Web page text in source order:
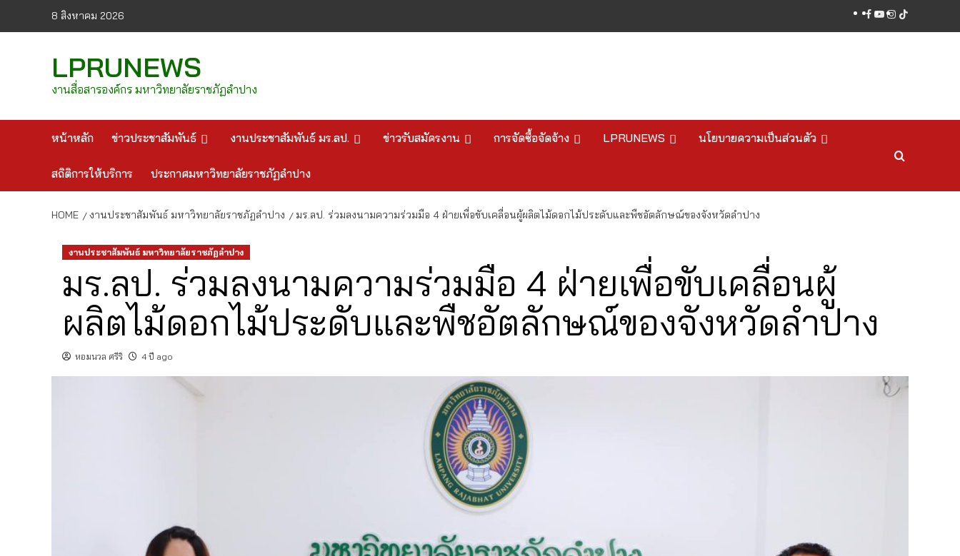
8 สิงหาคม 2026 facebook
youtube
instagram
tiktok
LPRUNEWS
งานสื่อสารองค์กร มหาวิทยาลัยราชภัฏลำปาง
หน้าหลัก ข่าวประชาสัมพันธ์ งานประชาสัมพันธ์ มร.ลป. ข่าวรับสมัครงาน การจัดซื้อจัดจ้าง LPRUNEWS นโยบายความเป็นส่วนตัว
สถิติการให้บริการ ประกาศมหาวิทยาลัยราชภัฏลำปาง
HOME งานประชาสัมพันธ์ มหาวิทยาลัยราชภัฏลำปาง มร.ลป. ร่วมลงนามความร่วมมือ 4 ฝ่ายเพื่อขับเคลื่อนผู้ผลิตไม้ดอกไม้ประดับและพืชอัตลักษณ์ของจังหวัดลำปาง
งานประชาสัมพันธ์ มหาวิทยาลัยราชภัฏลำปาง
มร.ลป. ร่วมลงนามความร่วมมือ 4 ฝ่ายเพื่อขับเคลื่อนผู้
ผลิตไม้ดอกไม้ประดับและพืชอัตลักษณ์ของจังหวัดลำปาง
หอมนวล ศรีริ 4 ปี ago